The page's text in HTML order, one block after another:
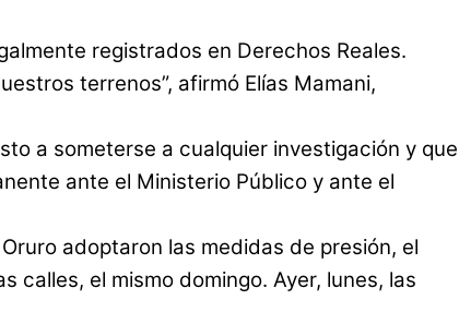
registrados en Derechos Reales.
terrenos”, afirmó Elías Mamani,
a someterse a cualquier investigación y que
ante el Ministerio Público y ante el
adoptaron las medidas de presión, el
calles, el mismo domingo. Ayer, lunes, las